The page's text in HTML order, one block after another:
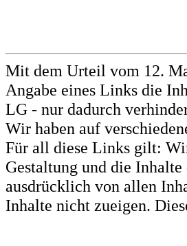
Mit dem Urteil vom 12.
Angabe eines Links die
LG - nur dadurch
Wir haben auf
Für all diese Links gilt:
Gestaltung und die
ausdrücklich von allen
Inhalte nicht zueigen.